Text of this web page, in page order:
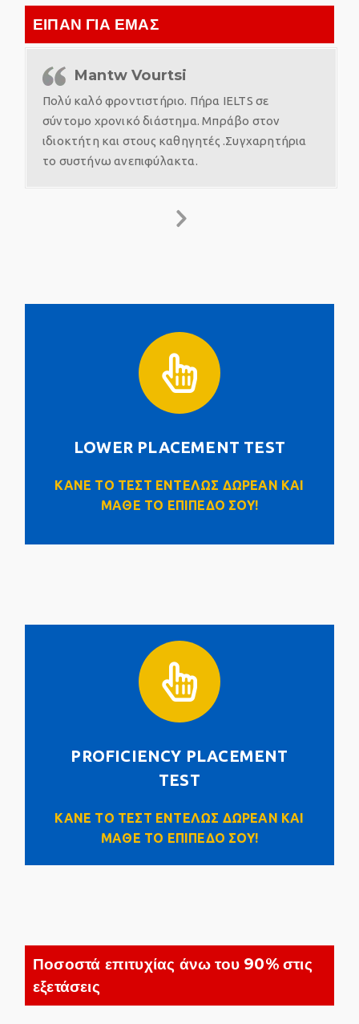
ΕΙΠΑΝ ΓΙΑ ΕΜΑΣ
Mantw Vourtsi
Πολύ καλό φροντιστήριο. Πήρα IELTS σε
σύντομο χρονικό διάστημα. Μπράβο στον
ιδιοκτήτη και στους καθηγητές .Συγχαρητήρια
το συστήνω ανεπιφύλακτα.
LOWER PLACEMENT TEST
ΚΑΝΕ ΤΟ ΤΕΣΤ ΕΝΤΕΛΩΣ ΔΩΡΕΑΝ ΚΑΙ
ΜΑΘΕ ΤΟ ΕΠΙΠΕΔΟ ΣΟΥ!
LOWER PLACEMENT TEST
Click Here
PROFICIENCY PLACEMENT
TEST
ΚΑΝΕ ΤΟ ΤΕΣΤ ΕΝΤΕΛΩΣ ΔΩΡΕΑΝ ΚΑΙ
ΜΑΘΕ ΤΟ ΕΠΙΠΕΔΟ ΣΟΥ!
PROFICIENCY PLACEMENT TEST
Click Here
Ποσοστά επιτυχίας άνω του 90% στις
εξετάσεις